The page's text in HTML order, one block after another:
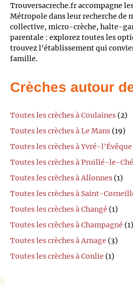
Trouversacreche.fr accompagne
Métropole dans leur recherche de
collective, micro-crèche, halte-
parentale : explorez toutes les
trouvez l'établissement qui
famille.
Crèches autour
Toutes les crèches à Coulaines (2)
Toutes les crèches à Le Mans (19)
Toutes les crèches à Yvré-l'Évêque
Toutes les crèches à Pruillé-le-
Toutes les crèches à Allonnes (1)
Toutes les crèches à Saint-
Toutes les crèches à Changé (1)
Toutes les crèches à Champagné (1)
Toutes les crèches à Arnage (3)
Toutes les crèches à Conlie (1)